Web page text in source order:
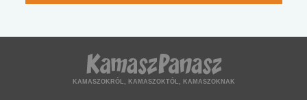
KAMASZOKRÓL, KAMASZOKTÓL, KAMASZOKNAK